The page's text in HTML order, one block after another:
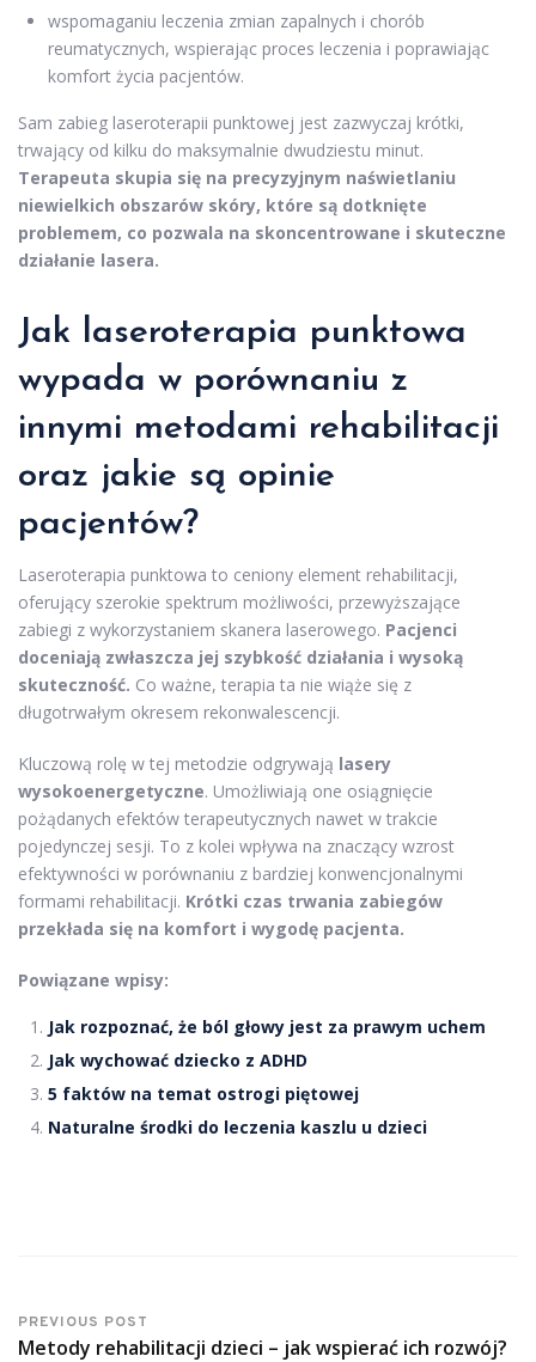
wspomaganiu leczenia zmian zapalnych i chorób
reumatycznych, wspierając proces leczenia i poprawiając
komfort życia pacjentów.
Sam zabieg laseroterapii punktowej jest zazwyczaj krótki,
trwający od kilku do maksymalnie dwudziestu minut.
Terapeuta skupia się na precyzyjnym naświetlaniu
niewielkich obszarów skóry, które są dotknięte
problemem, co pozwala na skoncentrowane i skuteczne
działanie lasera.
Jak laseroterapia punktowa
wypada w porównaniu z
innymi metodami rehabilitacji
oraz jakie są opinie
pacjentów?
Laseroterapia punktowa to ceniony element rehabilitacji,
oferujący szerokie spektrum możliwości, przewyższające
zabiegi z wykorzystaniem skanera laserowego. Pacjenci
doceniają zwłaszcza jej szybkość działania i wysoką
skuteczność. Co ważne, terapia ta nie wiąże się z
długotrwałym okresem rekonwalescencji.
Kluczową rolę w tej metodzie odgrywają lasery
wysokoenergetyczne. Umożliwiają one osiągnięcie
pożądanych efektów terapeutycznych nawet w trakcie
pojedynczej sesji. To z kolei wpływa na znaczący wzrost
efektywności w porównaniu z bardziej konwencjonalnymi
formami rehabilitacji. Krótki czas trwania zabiegów
przekłada się na komfort i wygodę pacjenta.
Powiązane wpisy:
Jak rozpoznać, że ból głowy jest za prawym uchem
Jak wychować dziecko z ADHD
5 faktów na temat ostrogi piętowej
Naturalne środki do leczenia kaszlu u dzieci
PREVIOUS POST
Metody rehabilitacji dzieci – jak wspierać ich rozwój?